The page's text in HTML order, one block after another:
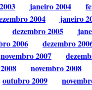
janeiro 2004
2004 janeiro
dezembro 2005
2006 dezembro
novembro 2007
novembro 2008
outubro 2009